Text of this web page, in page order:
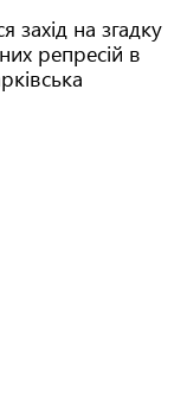
захід на згадку
репресій в